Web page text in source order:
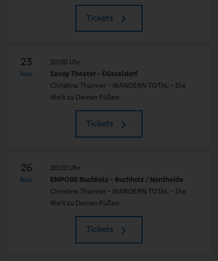
Tickets
23
Nov
20:00 Uhr
Savoy Theater - Düsseldorf
Christine Thürmer - WANDERN TOTAL - Die
Welt zu Deinen Füßen
Tickets
26
Nov
20:00 Uhr
EMPORE Buchholz - Buchholz / Nordheide
Christine Thürmer - WANDERN TOTAL - Die
Welt zu Deinen Füßen
Tickets